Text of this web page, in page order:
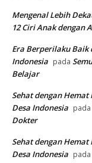
Mengenal Lebih
12 Ciri Anak dengan
Era Berperilaku Baik
Indonesia pada
Belajar
Sehat dengan Hemat
Desa Indonesia pada
Dokter
Sehat dengan Hemat
Desa Indonesia pada